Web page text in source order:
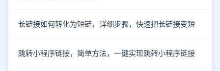
长链接如何转化为短链，详细步骤，快速把长链接变短
跳转小程序链接，简单方法，一键实现跳转小程序链接